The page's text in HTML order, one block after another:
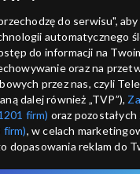
usług
do serwisu",
automatycznego
do informacji na
oraz na
przez nas, czyli
dalej również „TVP”),
firm) oraz pozostałych
firm), w celach
dopasowania reklam do